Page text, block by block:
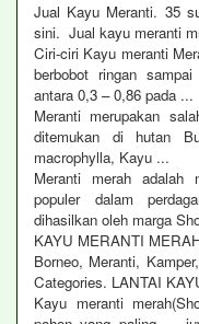
Jual Kayu Meranti. 35
sini. Jual kayu meranti
Ciri-ciri Kayu meranti
berbobot ringan
antara 0,3 – 0,86 pada ...
Meranti merupakan
ditemukan di hutan
macrophylla, Kayu ...
Meranti merah adalah
populer dalam
dihasilkan oleh marga
KAYU MERANTI
Borneo, Meranti,
Categories. LANTAI
Kayu meranti